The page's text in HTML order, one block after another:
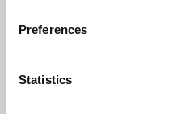
Preferences
Statistics